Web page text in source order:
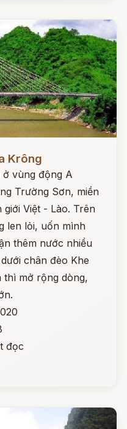
Krông
vùng động A
Trường Sơn, miền
giới Việt - Lào. Trên
len lỏi, uốn mình
thêm nước nhiều
chân đèo Khe
thì mở rộng dòng,
đọc